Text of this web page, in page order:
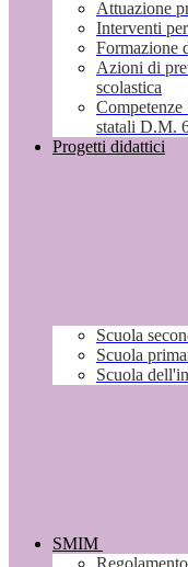
Attuazione
Interventi
Formazione
Azioni di
scolastica
statali D.M.
Progetti didattici
Scuola
Scuola
Scuola
SMIM